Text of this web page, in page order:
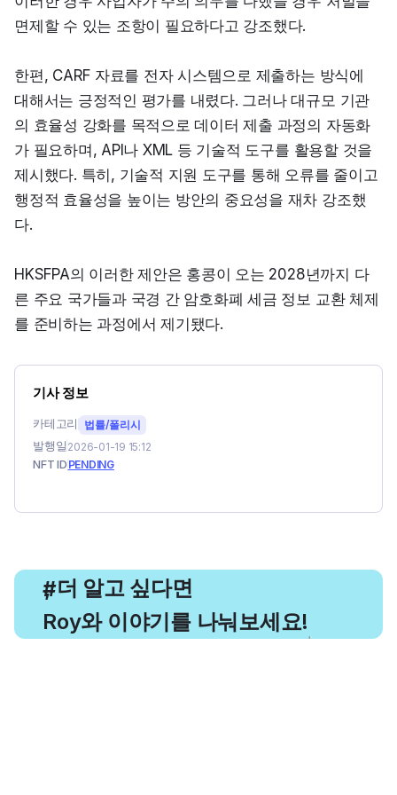
면제할 수 있는 조항이 필요하다고 강조했다.
한편, CARF 자료를 전자 시스템으로 제출하는 방식에
대해서는 긍정적인 평가를 내렸다. 그러나 대규모 기관
의 효율성 강화를 목적으로 데이터 제출 과정의 자동화
가 필요하며, API나 XML 등 기술적 도구를 활용할 것을
제시했다. 특히, 기술적 지원 도구를 통해 오류를 줄이고
행정적 효율성을 높이는 방안의 중요성을 재차 강조했
다.
HKSFPA의 이러한 제안은 홍콩이 오는 2028년까지 다
른 주요 국가들과 국경 간 암호화폐 세금 정보 교환 체제
를 준비하는 과정에서 제기됐다.
기사 정보
카테고리 법률/폴리시
발행일 2026-01-19 15:12
NFT ID PENDING
#
, 더 알고 싶다면
Roy와 이야기를 나눠보세요!